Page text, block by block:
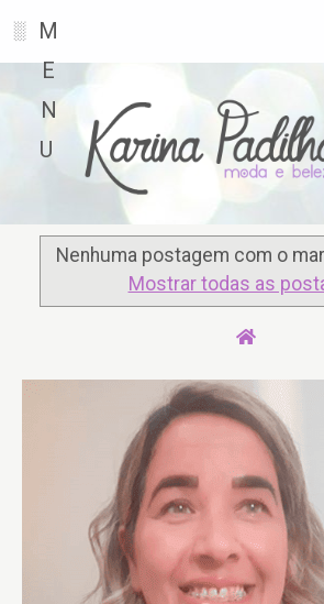
░
M
E
N
U
Nenhuma postagem com o
Mostrar todas as